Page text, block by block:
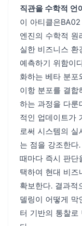
직관을 수학적 언
이 아티클은
엔진의 수학적 원
실한 비즈니스 환
예측하기 위함이
화하는 베타 분포
이항 분포를 결합
하는 과정을 다룬
적인 업데이트가
로써 시스템의 실
는 점을 강조한다
때마다 즉시 판단
택하여 현대 비즈
확보한다. 결과적
델링이 어떻게 막
터 기반의 통찰로